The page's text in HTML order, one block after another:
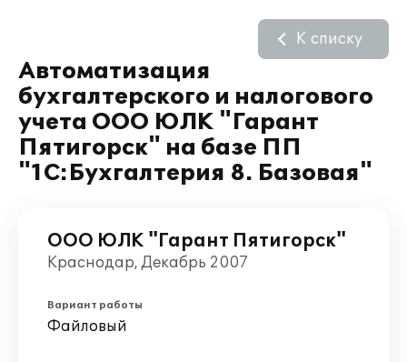
Автоматизация
бухгалтерского и налогового
учета ООО ЮЛК "Гарант
Пятигорск" на базе ПП
"1C:Бухгалтерия 8. Базовая"
К списку
ООО ЮЛК "Гарант Пятигорск"
Краснодар, Декабрь 2007
Вариант работы
Файловый